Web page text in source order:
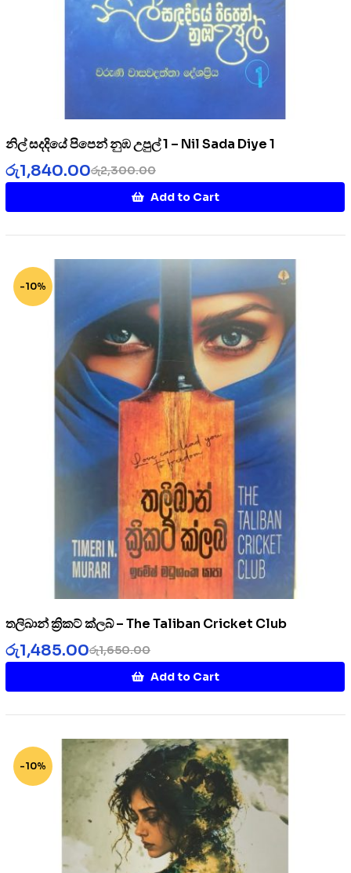
නිල් සදදියේ පිපෙන් නුඹ උපුල් 1 – Nil Sada Diye 1
රු2,300.00
රු1,840.00
Add to Cart
-10%
තලිබාන් ක්‍රිකට් ක්ලබ් – The Taliban Cricket Club
රු1,650.00
රු1,485.00
Add to Cart
-10%